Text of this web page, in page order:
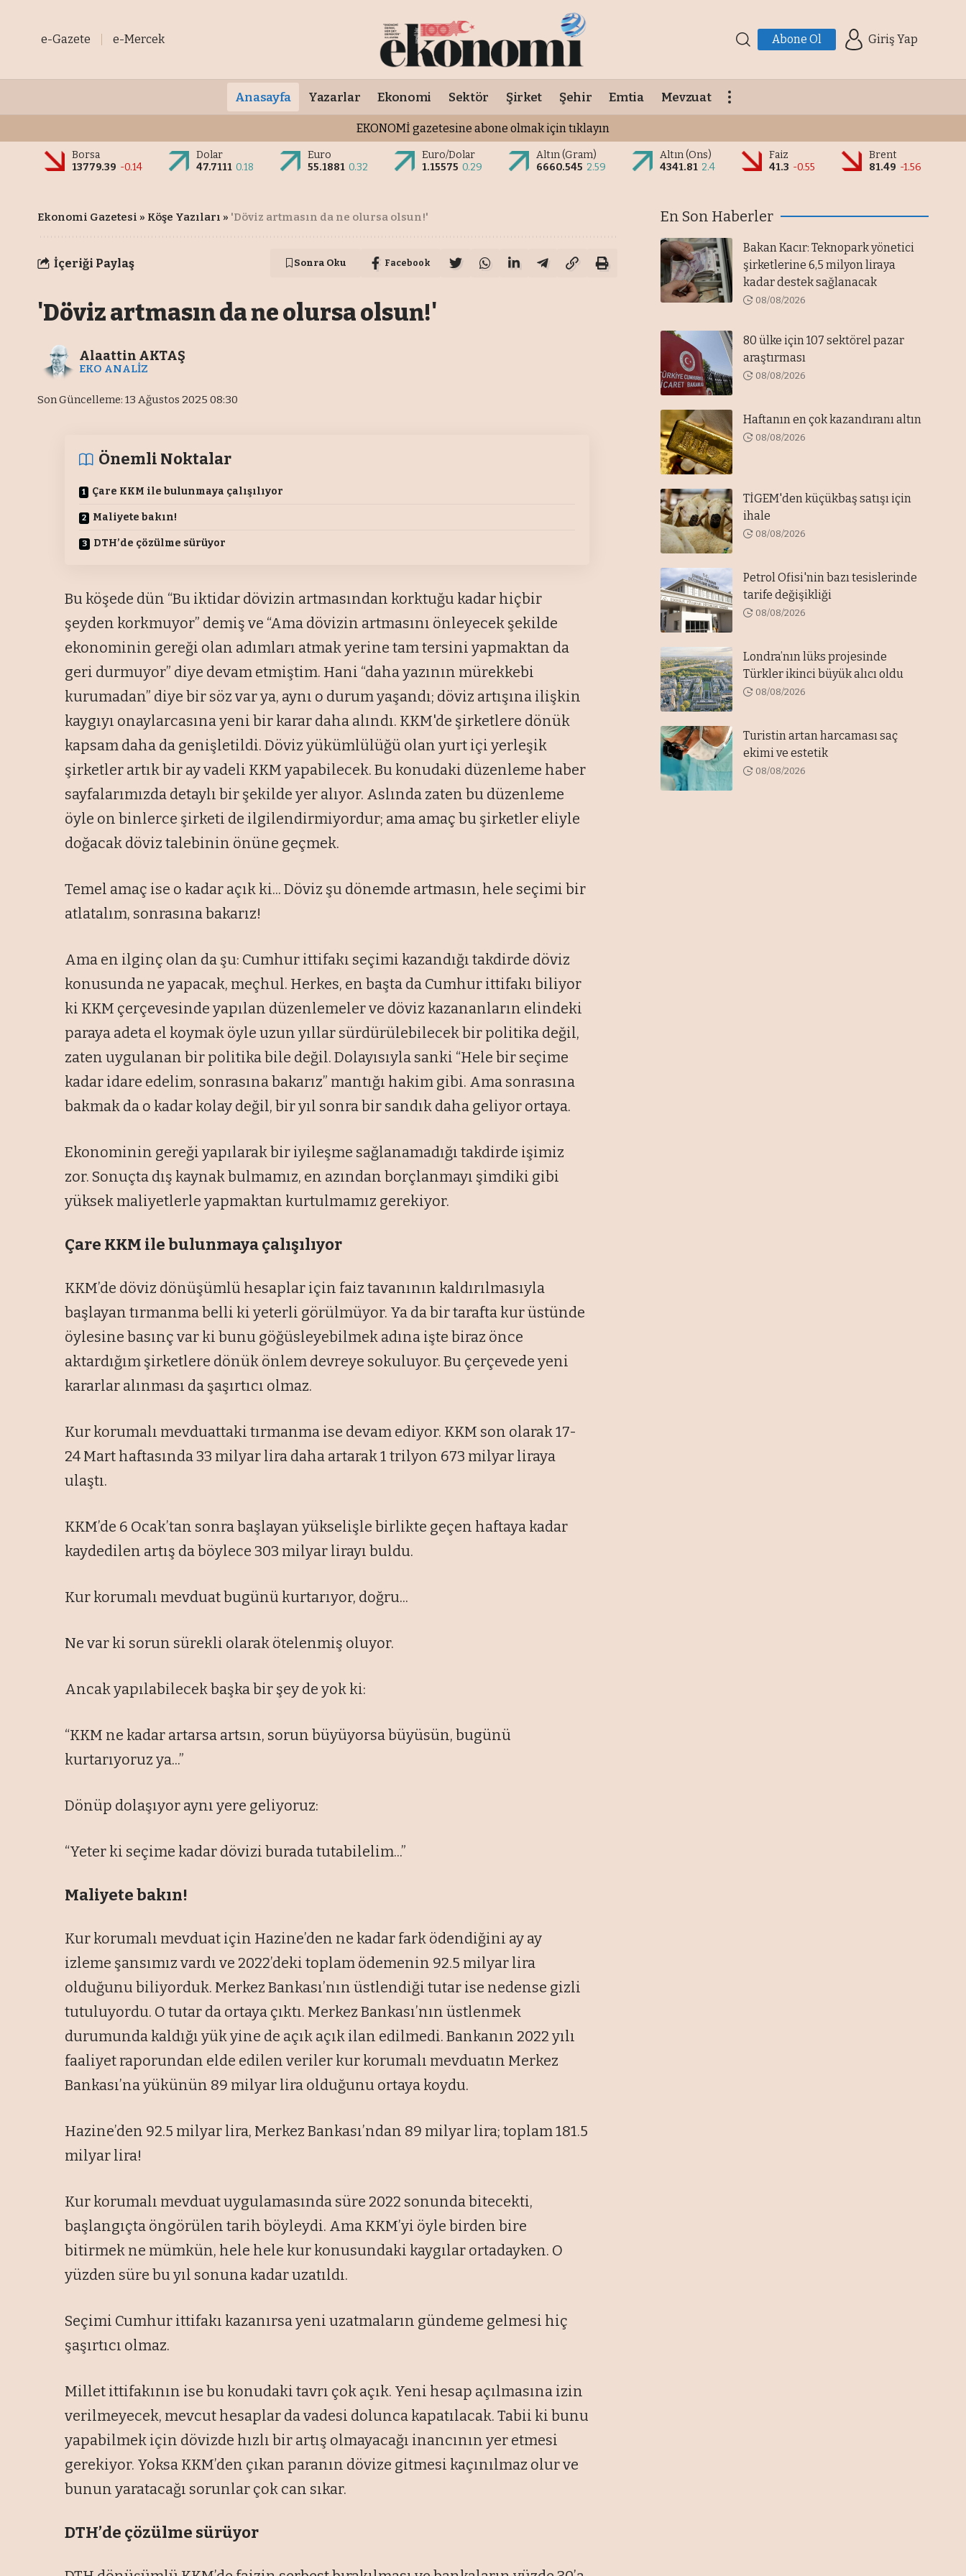
e-Gazete e-Mercek Abone Ol Giriş Yap
Anasayfa Yazarlar Ekonomi Sektör Şirket Şehir Emtia Mevzuat
EKONOMİ gazetesine abone olmak için tıklayın
Borsa
13779.39 -0.14
Dolar
47.7111 0.18
Euro
55.1881 0.32
Euro/Dolar
1.15575 0.29
Altın (Gram)
6660.545 2.59
Altın (Ons)
4341.81 2.4
Faiz
41.3 -0.55
Brent
81.49 -1.56
Ekonomi Gazetesi » Köşe Yazıları » 'Döviz artmasın da ne olursa olsun!'
İçeriği Paylaş Sonra Oku Facebook
'Döviz artmasın da ne olursa olsun!'
Son Güncelleme: 13 Ağustos 2025 08:30
Alaattin AKTAŞ
EKO ANALİZ
Önemli Noktalar
Çare KKM ilebulunmaya çalışılıyor
Maliyete bakın!
DTH’de çözülme sürüyor
Bu köşede dün “Bu iktidar dövizin artmasından korktuğu kadar hiçbir
şeyden korkmuyor” demiş ve “Ama dövizin artmasını önleyecek şekilde
ekonominin gereği olan adımları atmak yerine tam tersini yapmaktan da
geri durmuyor” diye devam etmiştim. Hani “daha yazının mürekkebi
kurumadan” diye bir söz var ya, aynı o durum yaşandı; döviz artışına ilişkin
kaygıyı onaylarcasına yeni bir karar daha alındı. KKM'de şirketlere dönük
kapsam daha da genişletildi. Döviz yükümlülüğü olan yurt içi yerleşik
şirketler artık bir ay vadeli KKM yapabilecek. Bu konudaki düzenleme haber
sayfalarımızda detaylı bir şekilde yer alıyor. Aslında zaten bu düzenleme
öyle on binlerce şirketi de ilgilendirmiyordur; ama amaç bu şirketler eliyle
doğacak döviz talebinin önüne geçmek.
Temel amaç ise o kadar açık ki... Döviz şu dönemde artmasın, hele seçimi bir
atlatalım, sonrasına bakarız!
Ama en ilginç olan da şu: Cumhur ittifakı seçimi kazandığı takdirde döviz
konusunda ne yapacak, meçhul. Herkes, en başta da Cumhur ittifakı biliyor
ki KKM çerçevesinde yapılan düzenlemeler ve döviz kazananların elindeki
paraya adeta el koymak öyle uzun yıllar sürdürülebilecek bir politika değil,
zaten uygulanan bir politika bile değil. Dolayısıyla sanki “Hele bir seçime
kadar idare edelim, sonrasına bakarız” mantığı hakim gibi. Ama sonrasına
bakmak da o kadar kolay değil, bir yıl sonra bir sandık daha geliyor ortaya.
Ekonominin gereği yapılarak bir iyileşme sağlanamadığı takdirde işimiz
zor. Sonuçta dış kaynak bulmamız, en azından borçlanmayı şimdiki gibi
yüksek maliyetlerle yapmaktan kurtulmamız gerekiyor.
Çare KKM ilebulunmaya çalışılıyor
KKM’de döviz dönüşümlü hesaplar için faiz tavanının kaldırılmasıyla
başlayan tırmanma belli ki yeterli görülmüyor. Ya da bir tarafta kur üstünde
öylesine basınç var ki bunu göğüsleyebilmek adına işte biraz önce
aktardığım şirketlere dönük önlem devreye sokuluyor. Bu çerçevede yeni
kararlar alınması da şaşırtıcı olmaz.
Kur korumalı mevduattaki tırmanma ise devam ediyor. KKM son olarak 17-
24 Mart haftasında 33 milyar lira daha artarak 1 trilyon 673 milyar liraya
ulaştı.
KKM’de 6 Ocak’tan sonra başlayan yükselişle birlikte geçen haftaya kadar
kaydedilen artış da böylece 303 milyar lirayı buldu.
Kur korumalı mevduat bugünü kurtarıyor, doğru...
Ne var ki sorun sürekli olarak ötelenmiş oluyor.
Ancak yapılabilecek başka bir şey de yok ki:
“KKM ne kadar artarsa artsın, sorun büyüyorsa büyüsün, bugünü
kurtarıyoruz ya...”
Dönüp dolaşıyor aynı yere geliyoruz:
“Yeter ki seçime kadar dövizi burada tutabilelim...”
Maliyete bakın!
Kur korumalı mevduat için Hazine’den ne kadar fark ödendiğini ay ay
izleme şansımız vardı ve 2022’deki toplam ödemenin 92.5 milyar lira
olduğunu biliyorduk. Merkez Bankası’nın üstlendiği tutar ise nedense gizli
tutuluyordu. O tutar da ortaya çıktı. Merkez Bankası’nın üstlenmek
durumunda kaldığı yük yine de açık açık ilan edilmedi. Bankanın 2022 yılı
faaliyet raporundan elde edilen veriler kur korumalı mevduatın Merkez
Bankası’na yükünün 89 milyar lira olduğunu ortaya koydu.
Hazine’den 92.5 milyar lira, Merkez Bankası’ndan 89 milyar lira; toplam 181.5
milyar lira!
Kur korumalı mevduat uygulamasında süre 2022 sonunda bitecekti,
başlangıçta öngörülen tarih böyleydi. Ama KKM’yi öyle birden bire
bitirmek ne mümkün, hele hele kur konusundaki kaygılar ortadayken. O
yüzden süre bu yıl sonuna kadar uzatıldı.
Seçimi Cumhur ittifakı kazanırsa yeni uzatmaların gündeme gelmesi hiç
şaşırtıcı olmaz.
Millet ittifakının ise bu konudaki tavrı çok açık. Yeni hesap açılmasına izin
verilmeyecek, mevcut hesaplar da vadesi dolunca kapatılacak. Tabii ki bunu
yapabilmek için dövizde hızlı bir artış olmayacağı inancının yer etmesi
gerekiyor. Yoksa KKM’den çıkan paranın dövize gitmesi kaçınılmaz olur ve
bunun yaratacağı sorunlar çok can sıkar.
DTH’de çözülme sürüyor
En Son Haberler
Bakan Kacır: Teknopark yönetici
şirketlerine 6,5 milyon liraya
kadar destek sağlanacak
08/08/2026
80 ülke için 107 sektörel pazar
araştırması
08/08/2026
Haftanın en çok kazandıranı altın
08/08/2026
TİGEM'den küçükbaş satışı için
ihale
08/08/2026
Petrol Ofisi'nin bazı tesislerinde
tarife değişikliği
08/08/2026
Londra’nın lüks projesinde
Türkler ikinci büyük alıcı oldu
08/08/2026
Turistin artan harcaması saç
ekimi ve estetik
08/08/2026